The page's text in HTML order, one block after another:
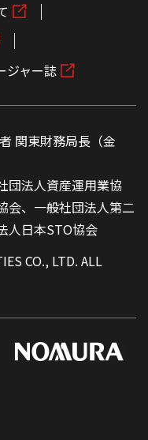
ジャー誌
関東財務局長（金
団法人資産運用業協
会、一般社団法人第二
人日本STO協会
CO., LTD. ALL